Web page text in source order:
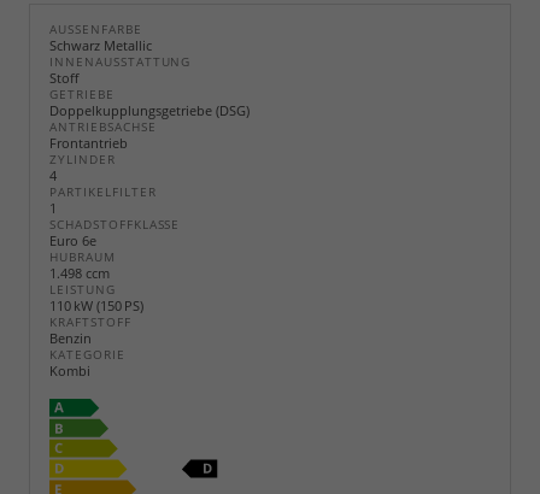
AUSSENFARBE
Schwarz Metallic
INNENAUSSTATTUNG
Stoff
GETRIEBE
Doppelkupplungsgetriebe (DSG)
ANTRIEBSACHSE
Frontantrieb
ZYLINDER
4
PARTIKELFILTER
1
SCHADSTOFFKLASSE
Euro 6e
HUBRAUM
1.498 ccm
LEISTUNG
110 kW (150 PS)
KRAFTSTOFF
Benzin
KATEGORIE
Kombi